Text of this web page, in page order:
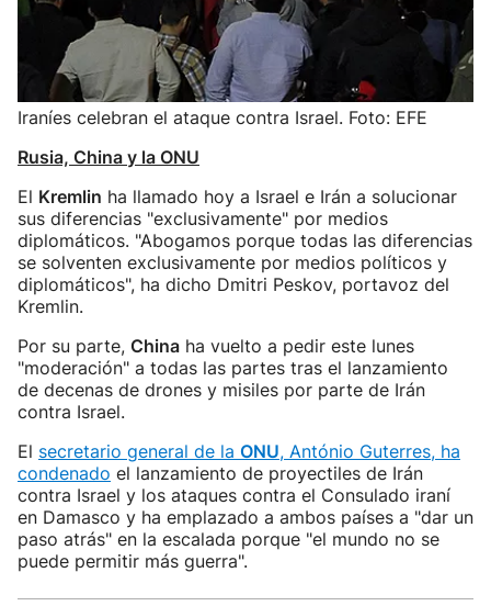
Iraníes celebran el ataque contra Israel. Foto: EFE
Rusia, China y la ONU
El Kremlin ha llamado hoy a Israel e Irán a solucionar
sus diferencias "exclusivamente" por medios
diplomáticos. "Abogamos porque todas las diferencias
se solventen exclusivamente por medios políticos y
diplomáticos", ha dicho Dmitri Peskov, portavoz del
Kremlin.
Por su parte, China ha vuelto a pedir este lunes
"moderación" a todas las partes tras el lanzamiento
de decenas de drones y misiles por parte de Irán
contra Israel.
El secretario general de la ONU, António Guterres, ha
condenado el lanzamiento de proyectiles de Irán
contra Israel y los ataques contra el Consulado iraní
en Damasco y ha emplazado a ambos países a "dar un
paso atrás" en la escalada porque "el mundo no se
puede permitir más guerra".